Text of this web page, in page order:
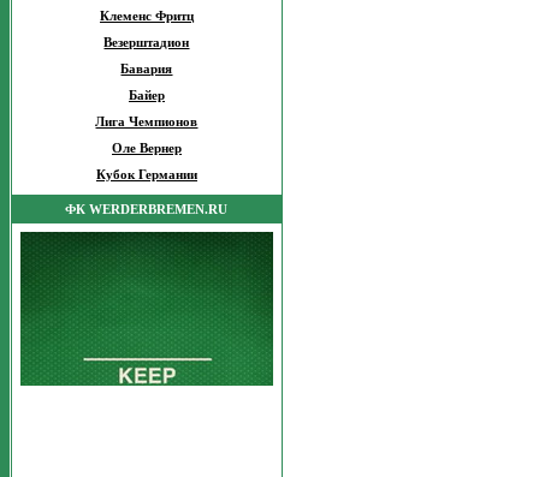
Клеменс Фритц
Везерштадион
Бавария
Байер
Лига Чемпионов
Оле Вернер
Кубок Германии
ФК WERDERBREMEN.RU